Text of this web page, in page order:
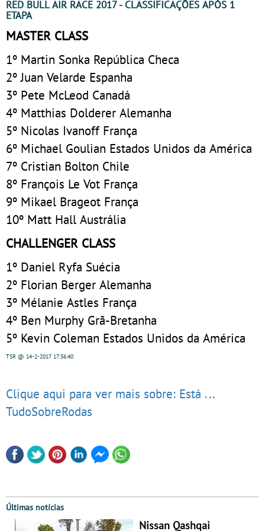
RED BULL AIR RACE 2017 - CLASSIFICAÇÕES APÓS 1
ETAPA
MASTER CLASS
1º Martin Sonka República Checa
2º Juan Velarde Espanha
3º Pete McLeod Canadá
4º Matthias Dolderer Alemanha
5º Nicolas Ivanoff França
6º Michael Goulian Estados Unidos da América
7º Cristian Bolton Chile
8º François Le Vot França
9º Mikael Brageot França
10º Matt Hall Austrália
CHALLENGER CLASS
1º Daniel Ryfa Suécia
2º Florian Berger Alemanha
3º Mélanie Astles França
4º Ben Murphy Grã-Bretanha
5º Kevin Coleman Estados Unidos da América
TSR @ 14-2-2017 17:36:40
Clique aqui para ver mais sobre: Está ...
TudoSobreRodas
Últimas notícias
Nissan Qashqai